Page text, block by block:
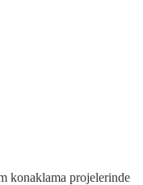
konaklama projelerinde